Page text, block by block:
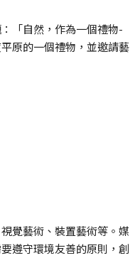
「自然，作為一個禮物-
原的一個禮物，並邀請藝
覺藝術、裝置藝術等。媒
遵守環境友善的原則，創